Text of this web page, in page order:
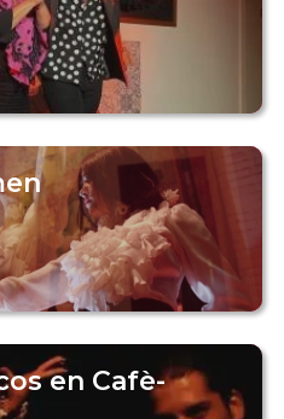
en Cafè-